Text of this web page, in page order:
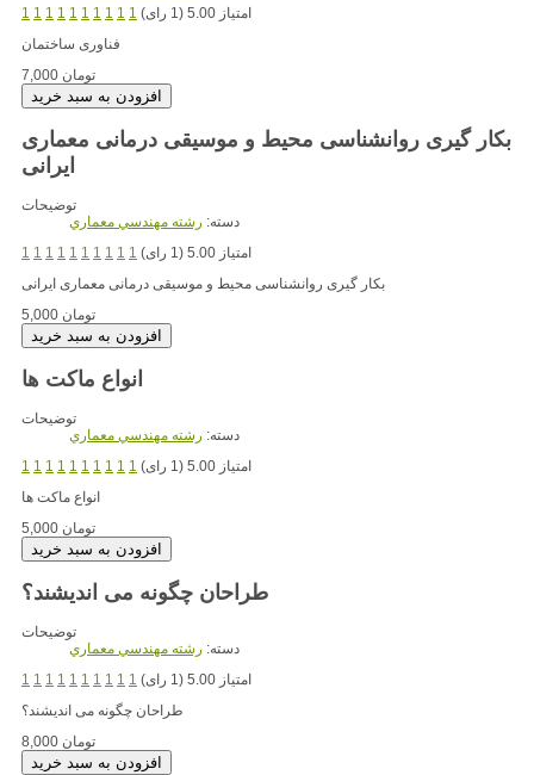
1 1 1 1 1 1 1 1 1 1
امتیاز 5.00 (1 رای)
7,000 تومان
بکار گیری روانشناسی محیط و موسیقی درمانی معماری
ایرانی
توضیحات
دسته: رشته مهندسي معماري
1 1 1 1 1 1 1 1 1 1
امتیاز 5.00 (1 رای)
بکار گیری روانشناسی محیط و موسیقی درمانی معماری ایرانی
5,000 تومان
انواع ماکت ها
توضیحات
دسته: رشته مهندسي معماري
1 1 1 1 1 1 1 1 1 1
امتیاز 5.00 (1 رای)
انواع ماکت ها
5,000 تومان
طراحان چگونه می اندیشند؟
توضیحات
دسته: رشته مهندسي معماري
1 1 1 1 1 1 1 1 1 1
امتیاز 5.00 (1 رای)
طراحان چگونه می اندیشند؟
8,000 تومان